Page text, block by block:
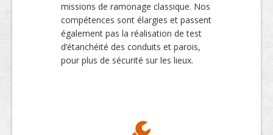
missions de ramonage classique. Nos
compétences sont élargies et passent
également pas la réalisation de test
d’étanchéité des conduits et parois,
pour plus de sécurité sur les lieux.